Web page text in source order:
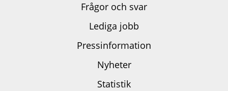
Frågor och svar
Lediga jobb
Pressinformation
Nyheter
Statistik